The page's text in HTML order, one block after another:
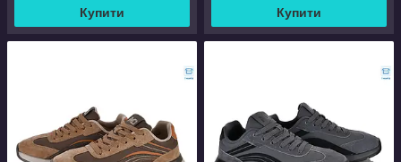
Купити Купити